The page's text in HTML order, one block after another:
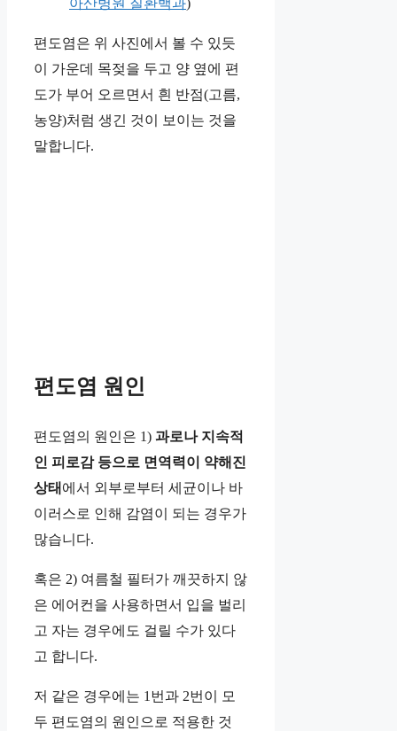
아산병원 질환백과)
편도염은 위 사진에서 볼 수 있듯
이 가운데 목젖을 두고 양 옆에 편
도가 부어 오르면서 흰 반점(고름,
농양)처럼 생긴 것이 보이는 것을
말합니다.
편도염 원인
편도염의 원인은 1) 과로나 지속적
인 피로감 등으로 면역력이 약해진
상태 에서 외부로부터 세균이나 바
이러스로 인해 감염이 되는 경우가
많습니다.
혹은 2) 여름철 필터가 깨끗하지 않
은 에어컨을 사용하면서 입을 벌리
고 자는 경우에도 걸릴 수가 있다
고 합니다.
저 같은 경우에는 1번과 2번이 모
두 편도염의 원인으로 적용한 것